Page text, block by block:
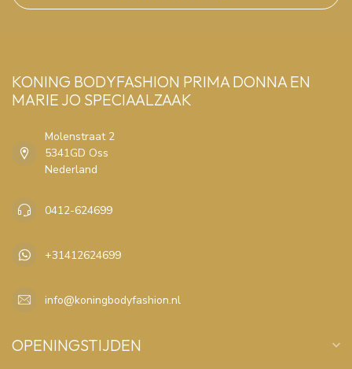
KONING BODYFASHION PRIMA DONNA EN
MARIE JO SPECIAALZAAK
Molenstraat 2
5341GD Oss
Nederland
0412-624699
+31412624699
info@koningbodyfashion.nl
OPENINGSTIJDEN